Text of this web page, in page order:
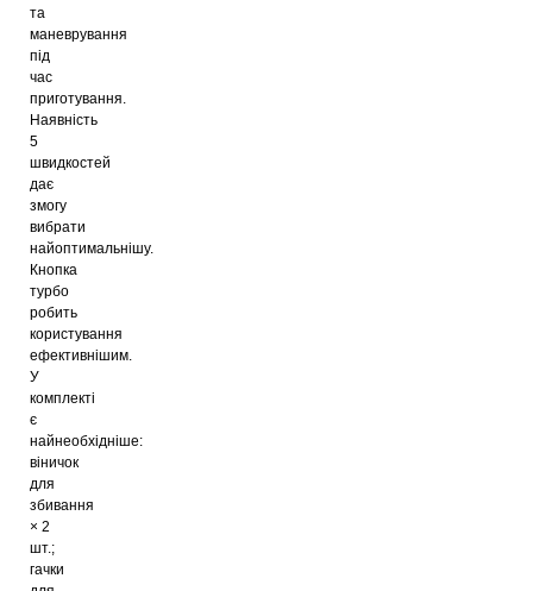
та
маневрування
під
час
приготування.
Наявність
5
швидкостей
дає
змогу
вибрати
найоптимальнішу.
Кнопка
турбо
робить
користування
ефективнішим.
У
комплекті
є
найнеобхідніше:
віничок
для
збивання
× 2
шт.;
гачки